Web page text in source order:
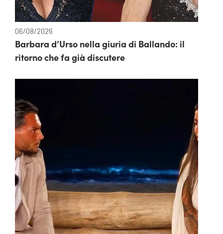
06/08/2026
Barbara d’Urso nella giuria di Ballando: il
ritorno che fa già discutere